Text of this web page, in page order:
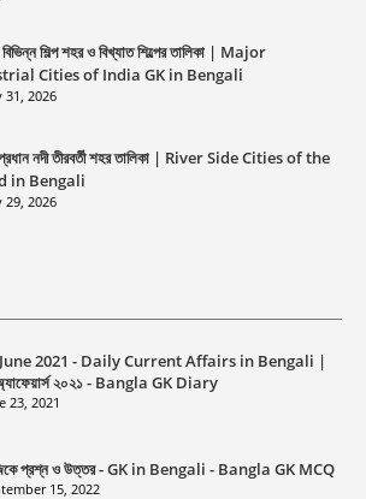
শিল্প শহর ও বিখ্যাত শিল্পের তালিকা | Major
Cities of India GK in Bengali
31, 2026
প্রধান নদী তীরবর্তী শহর তালিকা | River Side Cities of the
in Bengali
29, 2026
2021 - Daily Current Affairs in Bengali |
অ্যাফেয়ার্স ২০২১ - Bangla GK Diary
23, 2021
জিকে প্রশ্ন ও উত্তর - GK in Bengali - Bangla GK MCQ
15, 2022